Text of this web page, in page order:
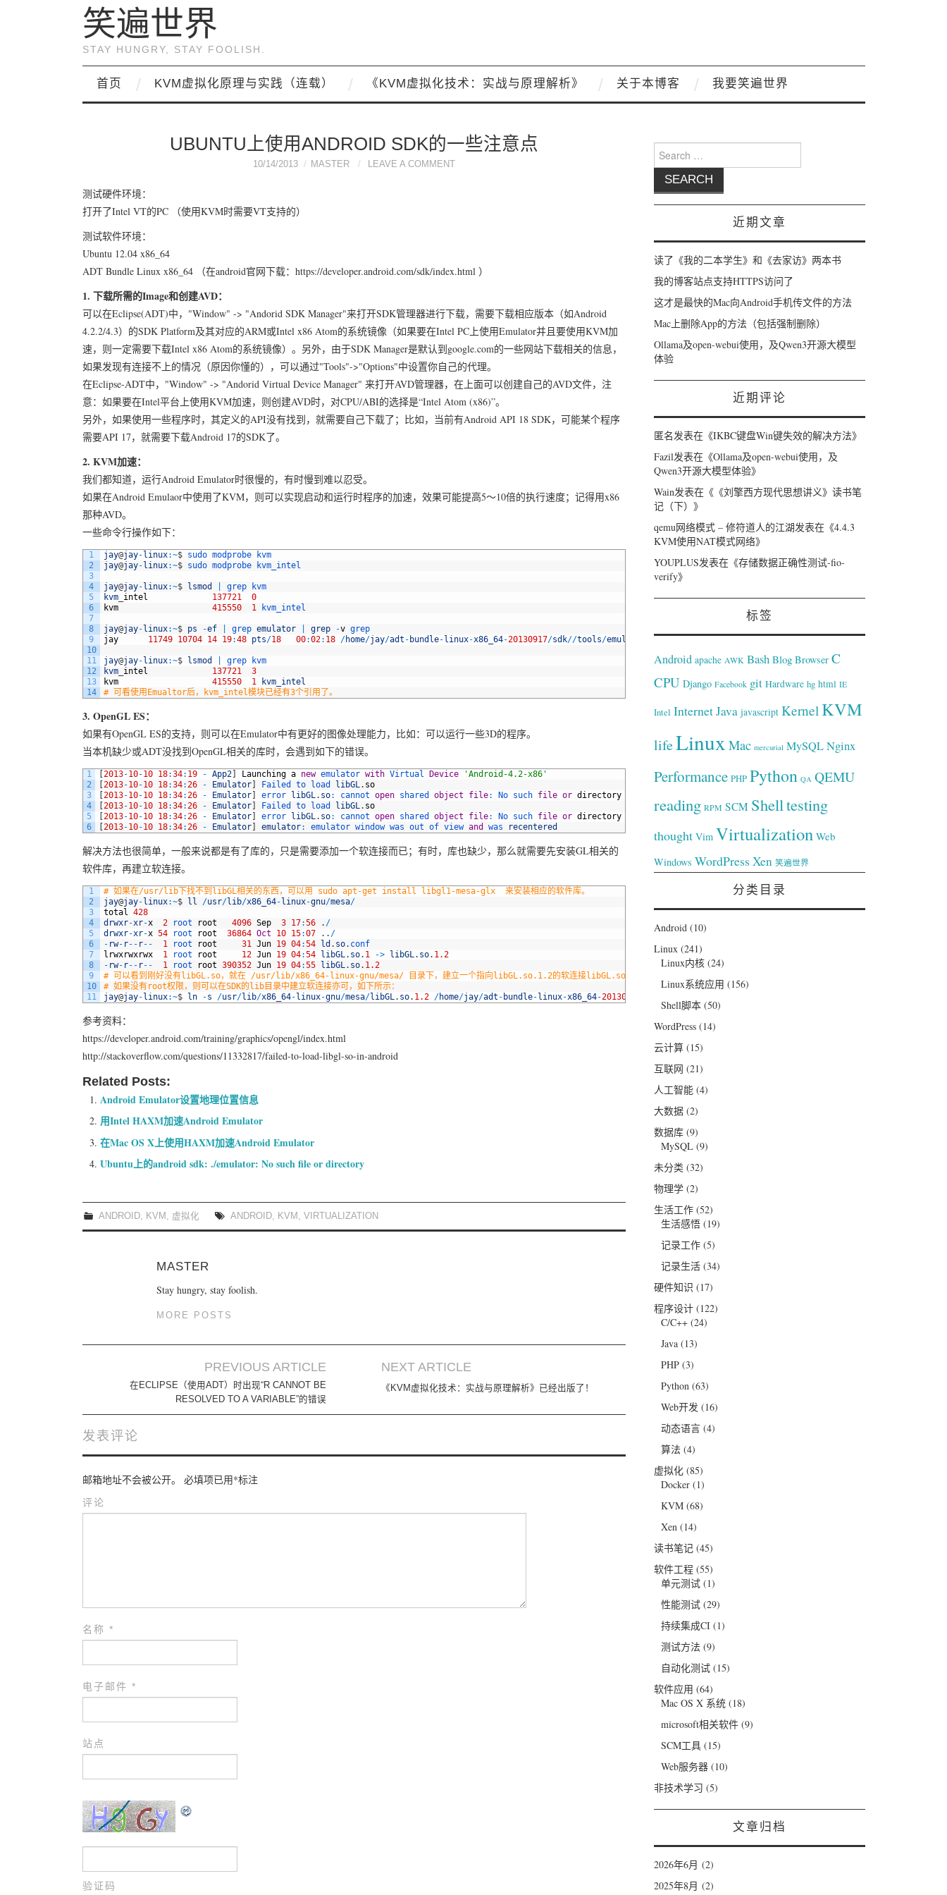
笑遍世界
STAY HUNGRY, STAY FOOLISH.
首页 KVM虚拟化原理与实践（连载） 《KVM虚拟化技术：实战与原理解析》 关于本博客 我要笑遍世界
UBUNTU上使用ANDROID SDK的一些注意点
10/14/2013 MASTER LEAVE A COMMENT
测试硬件环境：
打开了Intel VT的PC （使用KVM时需要VT支持的）
测试软件环境：
Ubuntu 12.04 x86_64
ADT Bundle Linux x86_64 （在android官网下载：https://developer.android.com/sdk/index.html ）
1. 下载所需的Image和创建AVD：
可以在Eclipse(ADT)中，"Window" -> "Andorid SDK Manager"来打开SDK管理器进行下载，需要下载相应版本（如Android
4.2.2/4.3）的SDK Platform及其对应的ARM或Intel x86 Atom的系统镜像（如果要在Intel PC上使用Emulator并且要使用KVM加
速，则一定需要下载Intel x86 Atom的系统镜像）。另外，由于SDK Manager是默认到google.com的一些网站下载相关的信息，
如果发现有连接不上的情况（原因你懂的），可以通过"Tools"->"Options"中设置你自己的代理。
在Eclipse-ADT中，"Window" -> "Andorid Virtual Device Manager" 来打开AVD管理器，在上面可以创建自己的AVD文件，注
意：如果要在Intel平台上使用KVM加速，则创建AVD时，对CPU/ABI的选择是“Intel Atom (x86)”。
另外，如果使用一些程序时，其定义的API没有找到，就需要自己下载了；比如，当前有Android API 18 SDK，可能某个程序
需要API 17，就需要下载Android 17的SDK了。
2. KVM加速：
我们都知道，运行Android Emulator时很慢的，有时慢到难以忍受。
如果在Android Emulaor中使用了KVM，则可以实现启动和运行时程序的加速，效果可能提高5～10倍的执行速度；记得用x86
那种AVD。
一些命令行操作如下：
1
2
3
4
5
6
7
8
9
10
11
12
13
14
jay@jay-linux:~$ sudo modprobe
kvm
jay@jay-linux:~$ sudo modprobe kvm_intel
jay@jay-linux:~$ lsmod grep
kvm
kvm_ intel 137721
0
kvm
415550 1 kvm_intel
jay@jay-linux:~$ ps -ef grep emulator grep -v grep
jay
11749 10704 14 19:48 pts/18 00:02: 18 /home/jay/adt - bundle-linux-x86_64-20130917/sdk//tools/emulator64-x86 -avd Android-4.2-x86 -scale 0.23
jay@jay-linux:~$ lsmod grep
kvm
kvm_ intel 137721
3
kvm
415550 1
kvm_intel
# 可看使用Emualtor后，kvm_intel模块已经有3个引用了。
3. OpenGL ES：
如果有OpenGL ES的支持，则可以在Emulator中有更好的图像处理能力，比如：可以运行一些3D的程序。
当本机缺少或ADT没找到OpenGL相关的库时，会遇到如下的错误。
1
2
3
4
5
6
[2013-10-10 18:34: 19 - App2] Launching a new emulator with Virtual Device
'Android-4.2-x86'
[2013-10-10 18:34: 26 - Emulator] Failed to load libGL . so
[2013-10-10 18:34: 26 - Emulator] error libGL . so: cannot open shared object file: No such file or directory
[2013-10-10 18:34: 26 - Emulator] Failed to load libGL . so
[2013-10-10 18:34: 26 - Emulator] error libGL . so: cannot open shared object file: No such file or directory
[2013-10-10 18:34: 26 - Emulator] emulator: emulator window was out of view and was recentered
解决方法也很简单，一般来说都是有了库的，只是需要添加一个软连接而已；有时，库也缺少，那么就需要先安装GL相关的
软件库，再建立软连接。
1
2
3
4
5
6
7
8
9
10
11
# 如果在/usr/lib下找不到libGL相关的东西，可以用 sudo apt-get install libgl1-mesa-glx  来安装相应的软件库。
jay@jay-linux:~$ ll /usr/lib/x86_64-linux-gnu/mesa/
total
428
drwxr-xr-x 2 root root 4096 Sep 3 17:56 . /
drwxr-xr-x 54 root root 36864 Oct 10 15:07 . . /
- rw- r-- r-- 1 root root 31 Jun 19 04:54 ld . so. conf
lrwxrwxrwx
1 root root 12 Jun 19 04:54 libGL . so. 1 -> libGL . so. 1.2
- rw- r-- r-- 1 root root 390352 Jun 19 04:55 libGL . so. 1.2
# 可以看到刚好没有libGL.so，就在 /usr/lib/x86_64-linux-gnu/mesa/ 目录下，建立一个指向libGL.so.1.2的软连接libGL.so即可
# 如果没有root权限，则可以在SDK的lib目录中建立软连接亦可，如下所示：
jay@jay-linux:~$ ln -s /usr/lib/x86_64-linux-gnu/mesa/libGL . so. 1.2 /home/jay/adt - bundle-linux-x86_64-20130917
参考资料：
https://developer.android.com/training/graphics/opengl/index.html
http://stackoverflow.com/questions/11332817/failed-to-load-libgl-so-in-android
Related Posts:
Android Emulator设置地理位置信息
用Intel HAXM加速Android Emulator
在Mac OS X上使用HAXM加速Android Emulator
Ubuntu上的android sdk: ./emulator: No such file or directory
ANDROID, KVM , 虚拟化 ANDROID, KVM , VIRTUALIZATION
MASTER
Stay hungry, stay foolish.
MORE POSTS
Post navigation
PREVIOUS ARTICLE
在ECLIPSE（使用ADT）时出现“R CANNOT BE
RESOLVED TO A VARIABLE”的错误
NEXT ARTICLE
《KVM虚拟化技术：实战与原理解析》已经出版了！
发表评论
邮箱地址不会被公开。 必填项已用*标注
评论
名称 *
电子邮件 *
站点
验证码
Search for:
近期文章
读了《我的二本学生》和《去家访》两本书
我的博客站点支持HTTPS访问了
这才是最快的Mac向Android手机传文件的方法
Mac上删除App的方法（包括强制删除）
Ollama及open-webui使用，及Qwen3开源大模型
体验
近期评论
匿名发表在《IKBC键盘Win键失效的解决方法》
Fazil发表在《Ollama及open-webui使用，及
Qwen3开源大模型体验》
Wain发表在《《刘擎西方现代思想讲义》读书笔
记（下） 》
qemu网络模式 – 修符道人的江湖发表在《4.4.3
KVM使用NAT模式网络》
YOUPLUS发表在《存储数据正确性测试-fio-
verify》
标签
Android apache AWK Bash Blog Browser C
CPU Django Facebook git Hardware hg html IE
Intel InternetJava javascript Kernel KVM
lifeLinux Mac mercurial MySQL Nginx
Performance PHP Python QA QEMU
reading RPM SCM Shelltesting
thought Vim Virtualization Web
Windows WordPress Xen 笑遍世界
分类目录
Android(10)
Linux(241)
Linux内核(24)
Linux系统应用 (156)
Shell脚本(50)
WordPress(14)
云计算(15)
互联网 (21)
人工智能(4)
大数据(2)
数据库(9)
MySQL(9)
未分类 (32)
物理学(2)
生活工作(52)
生活感悟(19)
记录工作(5)
记录生活(34)
硬件知识 (17)
程序设计(122)
C/C++(24)
Java(13)
PHP(3)
Python(63)
Web开发 (16)
动态语言(4)
算法(4)
虚拟化(85)
Docker(1)
KVM(68)
Xen(14)
读书笔记(45)
软件工程(55)
单元测试(1)
性能测试(29)
持续集成CI(1)
测试方法(9)
自动化测试(15)
软件应用 (64)
Mac OS X 系统(18)
microsoft相关软件(9)
SCM工具(15)
Web服务器(10)
非技术学习 (5)
文章归档
2026年6月 (2)
2025年8月 (2)